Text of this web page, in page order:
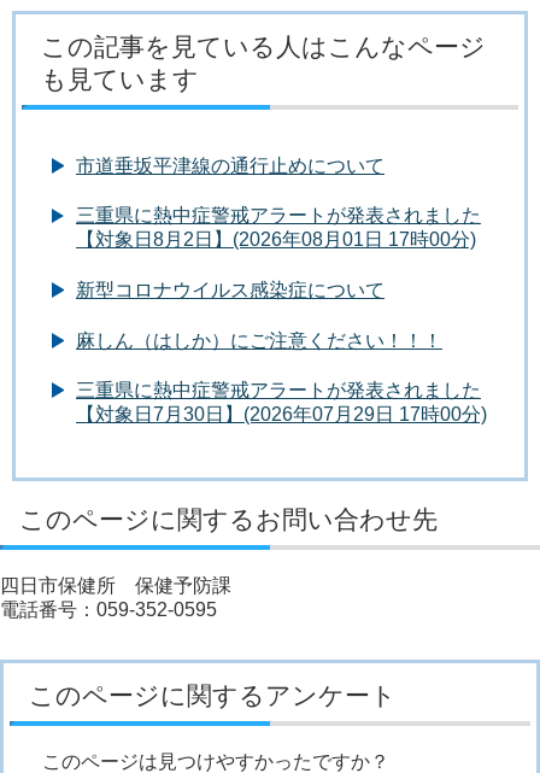
この記事を見ている人はこんなページ
も見ています
市道垂坂平津線の通行止めについて
三重県に熱中症警戒アラートが発表されました
【対象日8月2日】(2026年08月01日 17時00分)
新型コロナウイルス感染症について
麻しん（はしか）にご注意ください！！！
三重県に熱中症警戒アラートが発表されました
【対象日7月30日】(2026年07月29日 17時00分)
このページに関するお問い合わせ先
四日市保健所 保健予防課
電話番号：059-352-0595
このページに関するアンケート
このページは見つけやすかったですか？